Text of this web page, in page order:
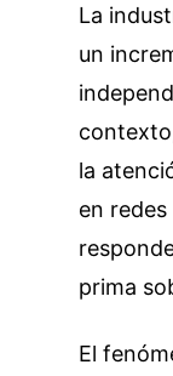
La
un
la
en
prima
El